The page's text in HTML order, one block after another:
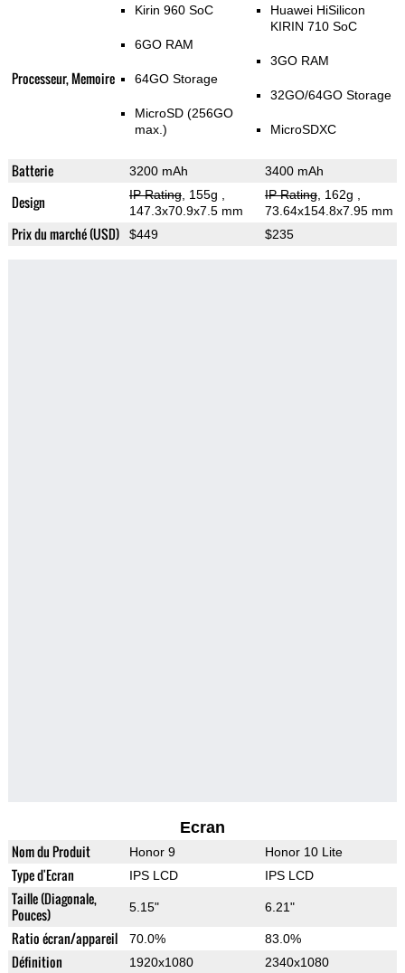
Processeur, Memoire
Kirin 960 SoC
6GO RAM
64GO Storage
MicroSD (256GO
max.)
Huawei HiSilicon
KIRIN 710 SoC
3GO RAM
32GO/64GO Storage
MicroSDXC
Batterie 3200 mAh 3400 mAh
Design IP Rating, 155g
147.3x70.9x7.5 mm
IP Rating, 162g
73.64x154.8x7.95 mm
Prix du marché (USD) $449 $235
Ecran
Nom du Produit Honor 9 Honor 10 Lite
Type d'Ecran IPS LCD IPS LCD
Taille (Diagonale,
Pouces)
5.15" 6.21"
Ratio écran/appareil 70.0% 83.0%
Définition 1920x1080 2340x1080